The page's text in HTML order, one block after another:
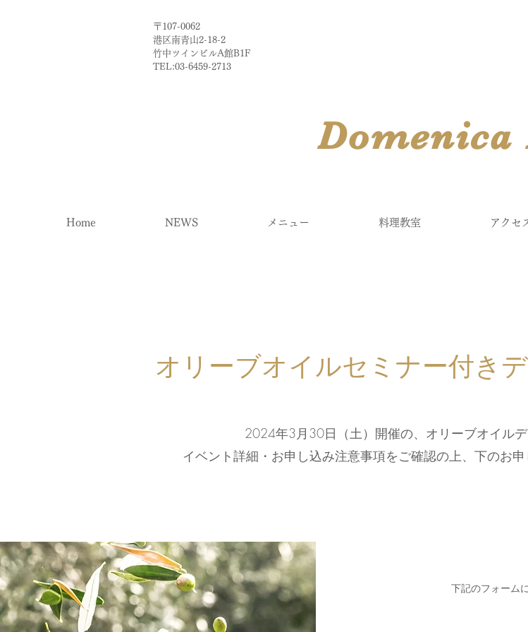
〒107-0062
港区南青山2-18-2​
​竹中ツインビルA館B1F
TEL:03-6459-2713
​Domenica
Home NEWS メニュー 料理教室 アクセ
オリーブオイルセミナー付き
2024年3月30日（土）開催の、オリーブオイルデ
イベント詳細・お申し込み注意事項をご確認の上、下のお
下記のフォーム